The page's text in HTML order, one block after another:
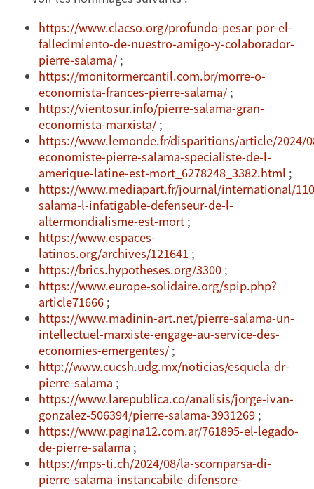
https://www.clacso.org/profundo-pesar-por-el-
fallecimiento-de-nuestro-amigo-y-colaborador-
pierre-salama/ ;
https://monitormercantil.com.br/morre-o-
economista-frances-pierre-salama/ ;
https://vientosur.info/pierre-salama-gran-
economista-marxista/ ;
https://www.lemonde.fr/disparitions/article/2024/
economiste-pierre-salama-specialiste-de-l-
amerique-latine-est-mort_6278248_3382.html ;
https://www.mediapart.fr/journal/international/
salama-l-infatigable-defenseur-de-l-
altermondialisme-est-mort ;
https://www.espaces-
latinos.org/archives/121641 ;
https://brics.hypotheses.org/3300 ;
https://www.europe-solidaire.org/spip.php?
article71666 ;
https://www.madinin-art.net/pierre-salama-un-
intellectuel-marxiste-engage-au-service-des-
economies-emergentes/ ;
http://www.cucsh.udg.mx/noticias/esquela-dr-
pierre-salama ;
https://www.larepublica.co/analisis/jorge-ivan-
gonzalez-506394/pierre-salama-3931269 ;
https://www.pagina12.com.ar/761895-el-legado-
de-pierre-salama ;
https://mps-ti.ch/2024/08/la-scomparsa-di-
pierre-salama-instancabile-difensore-